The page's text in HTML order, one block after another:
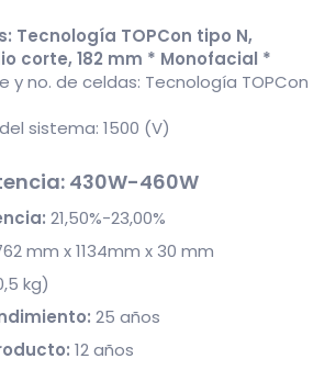
Tecnología TOPCon tipo N,
corte, 182 mm * Monofacial *
y no. de celdas: Tecnología TOPCon
sistema: 1500 (V)
430W-460W
21,50%-23,00%
mm x 1134mm x 30 mm
kg)
25 años
12 años